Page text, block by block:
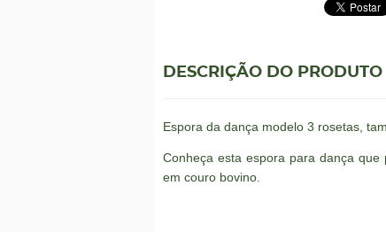
DESCRIÇÃO DO PRODUTO
Espora da dança modelo 3 rosetas,
Conheça esta espora para dança
em couro bovino.